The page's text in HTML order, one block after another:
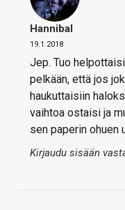
Hannibal
19.1.2018
Jep. Tuo
pelkään, että jos
haukuttaisiin
vaihtoa ostaisi ja
sen paperin ohuen
Kirjaudu sisään